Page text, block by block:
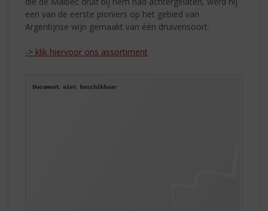
een van de eerste pioniers op het gebied van
Argentijnse wijn gemaakt van één druivensoort.
-> klik hiervoor ons assortiment